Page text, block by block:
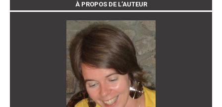
À PROPOS DE L’AUTEUR